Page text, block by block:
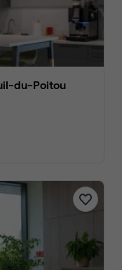
du-Poitou